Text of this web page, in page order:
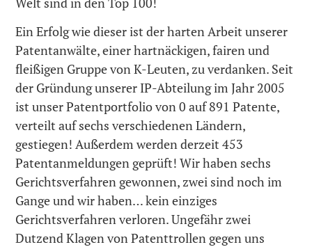
Ein Erfolg wie dieser ist der harten Arbeit unserer
Patentanwälte, einer hartnäckigen, fairen und
fleißigen Gruppe von K-Leuten, zu verdanken. Seit
der Gründung unserer IP-Abteilung im Jahr 2005
ist unser Patentportfolio von 0 auf 891 Patente,
verteilt auf sechs verschiedenen Ländern,
gestiegen! Außerdem werden derzeit 453
Patentanmeldungen geprüft! Wir haben sechs
Gerichtsverfahren gewonnen, zwei sind noch im
Gange und wir haben… kein einziges
Gerichtsverfahren verloren. Ungefähr zwei
Dutzend Klagen von Patenttrollen gegen uns